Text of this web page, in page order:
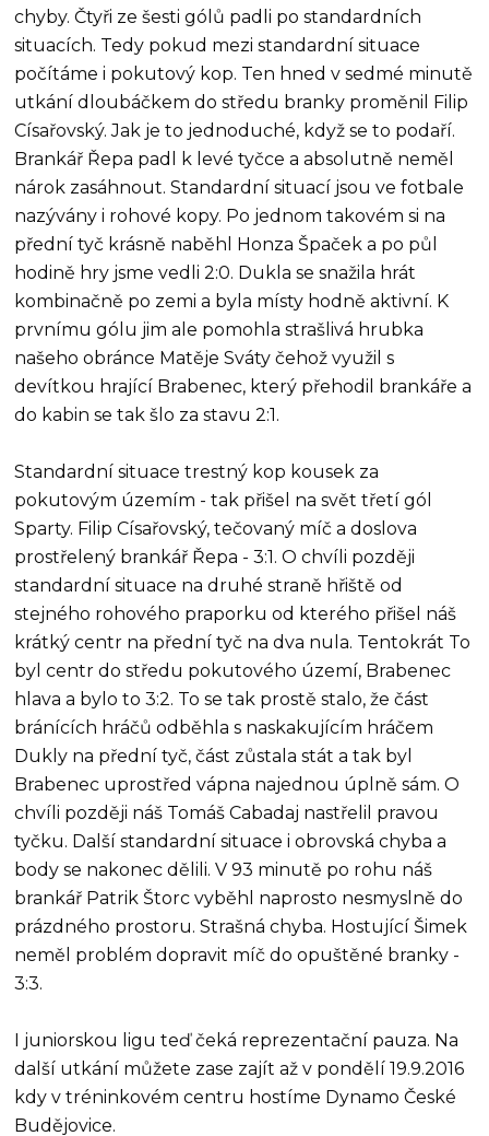
chyby. Čtyři ze šesti gólů padli po standardních
situacích. Tedy pokud mezi standardní situace
počítáme i pokutový kop. Ten hned v sedmé minutě
utkání dloubáčkem do středu branky proměnil Filip
Císařovský. Jak je to jednoduché, když se to podaří.
Brankář Řepa padl k levé tyčce a absolutně neměl
nárok zasáhnout. Standardní situací jsou ve fotbale
nazývány i rohové kopy. Po jednom takovém si na
přední tyč krásně naběhl Honza Špaček a po půl
hodině hry jsme vedli 2:0. Dukla se snažila hrát
kombinačně po zemi a byla místy hodně aktivní. K
prvnímu gólu jim ale pomohla strašlivá hrubka
našeho obránce Matěje Sváty čehož využil s
devítkou hrající Brabenec, který přehodil brankáře a
do kabin se tak šlo za stavu 2:1.
Standardní situace trestný kop kousek za
pokutovým územím - tak přišel na svět třetí gól
Sparty. Filip Císařovský, tečovaný míč a doslova
prostřelený brankář Řepa - 3:1. O chvíli později
standardní situace na druhé straně hřiště od
stejného rohového praporku od kterého přišel náš
krátký centr na přední tyč na dva nula. Tentokrát To
byl centr do středu pokutového území, Brabenec
hlava a bylo to 3:2. To se tak prostě stalo, že část
bránících hráčů odběhla s naskakujícím hráčem
Dukly na přední tyč, část zůstala stát a tak byl
Brabenec uprostřed vápna najednou úplně sám. O
chvíli později náš Tomáš Cabadaj nastřelil pravou
tyčku. Další standardní situace i obrovská chyba a
body se nakonec dělili. V 93 minutě po rohu náš
brankář Patrik Štorc vyběhl naprosto nesmyslně do
prázdného prostoru. Strašná chyba. Hostující Šimek
neměl problém dopravit míč do opuštěné branky -
3:3.
I juniorskou ligu teď čeká reprezentační pauza. Na
další utkání můžete zase zajít až v pondělí 19.9.2016
kdy v tréninkovém centru hostíme Dynamo České
Budějovice.